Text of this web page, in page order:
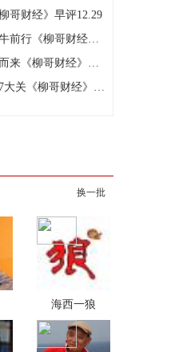
哥财经》早评12.29
财经》资讯精选12.29
哥财经》早评12.26
财经》资讯精选12.26
换一批
海西一狼